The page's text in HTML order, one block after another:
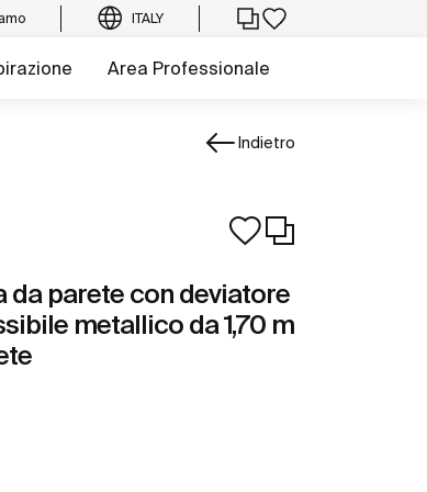
ITALY
Area Professionale
Indietro
parete con deviatore
metallico da 1,70 m